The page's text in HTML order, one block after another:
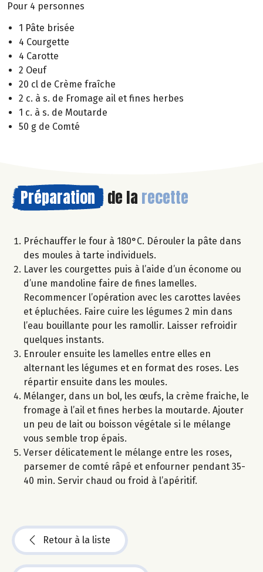
Pour 4 personnes
1 Pâte brisée
4 Courgette
4 Carotte
2 Oeuf
20 cl de Crème fraîche
2 c. à s. de Fromage ail et fines herbes
1 c. à s. de Moutarde
50 g de Comté
Préparation de la recette
Préchauffer le four à 180°C. Dérouler la pâte dans
des moules à tarte individuels.
Laver les courgettes puis à l’aide d’un économe ou
d’une mandoline faire de fines lamelles.
Recommencer l’opération avec les carottes lavées
et épluchées. Faire cuire les légumes 2 min dans
l’eau bouillante pour les ramollir. Laisser refroidir
quelques instants.
Enrouler ensuite les lamelles entre elles en
alternant les légumes et en format des roses. Les
répartir ensuite dans les moules.
Mélanger, dans un bol, les œufs, la crème fraiche, le
fromage à l’ail et fines herbes la moutarde. Ajouter
un peu de lait ou boisson végétale si le mélange
vous semble trop épais.
Verser délicatement le mélange entre les roses,
parsemer de comté râpé et enfourner pendant 35-
40 min. Servir chaud ou froid à l’apéritif.
Retour à la liste